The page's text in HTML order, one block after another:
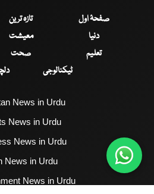
صفحۂ اول تازہ ترین
دنیا
معیشت
تعلیم
صحت
ٹیکنالوجی
News in Urdu
News in Urdu
News in Urdu
News in Urdu
News in Urdu